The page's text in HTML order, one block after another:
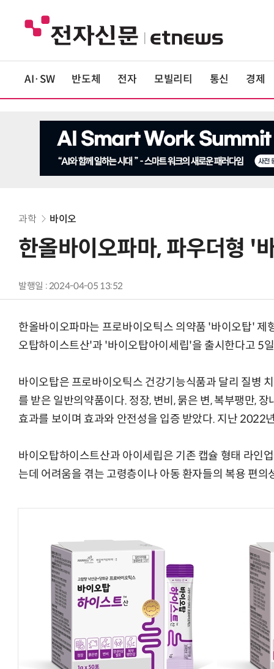
AI·SW 반도체 전자 모빌리티 통신 경제
과학 바이오
한올바이오파마, 파우더형 '
발행일 : 2024-04-05 13:52
한올바이오파마는 프로바이오틱스 의약품 '바이오탑' 제
오탑하이스트산'과 '바이오탑아이세립'을 출시한다고 5
바이오탑은 프로바이오틱스 건강기능식품과 달리 질병
를 받은 일반의약품이다. 정장, 변비, 묽은 변, 복부팽만,
효과를 보이며 효과와 안전성을 입증 받았다. 지난 2022
바이오탑하이스트산과 아이세립은 기존 캡슐 형태 라인
는데 어려움을 겪는 고령층이나 아동 환자들의 복용 편의
모든 업무 담당자(비개발자)를 위한 온톨로지 기반 AI 지식체계 설계 1-day 워크숍 AI 핀옵스 실전 세미나: 폭증